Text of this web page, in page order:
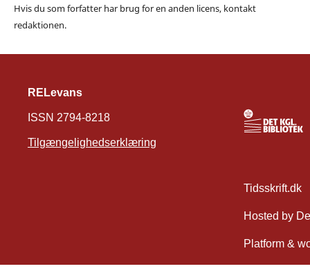
Hvis du som forfatter har brug for en anden licens, kontakt
redaktionen.
RELevans
ISSN 2794-8218
Tilgængelighedserklæring